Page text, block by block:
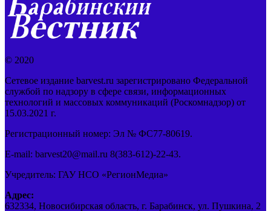
© 2020
Сетевое издание barvest.ru зарегистрировано Федеральной
службой по надзору в сфере связи, информационных
технологий и массовых коммуникаций (Роскомнадзор) от
15.03.2021 г.
Регистрационный номер: Эл № ФС77-80619.
E-mail: barvest20@mail.ru 8(383-612)-22-43.
Учредитель: ГАУ НСО «РегионМедиа»
Адрес:
632334, Новосибирская область, г. Барабинск, ул. Пушкина, 2